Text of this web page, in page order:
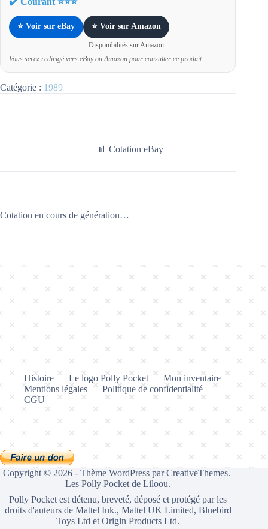
⭐ Voir sur eBay ⭐ Voir sur Amazon
Disponibilités sur Amazon
Vous serez redirigé vers eBay ou Amazon pour consulter ce produit.
Catégorie : 1989
📊 Cotation eBay
Cotation en cours de génération…
Histoire Le logo Polly Pocket
Mon inventaire
Mentions légales
Politique de confidentialité
CGU
Copyright © 2026 - Thème WordPress parCreativeThemes.
Les Polly Pocket de Liloou.
Polly Pocket est détenu, breveté, déposé et protégé par les
droits d'auteurs de Mattel Ink., Mattel UK Limited, Bluebird
Toys Ltd et Origin Products Ltd.